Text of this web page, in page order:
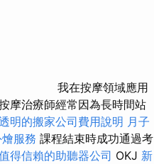
我在按摩領域應用
摩治療師經常因為長時間站
明的搬家公司費用說明 月子
服務 課程結束時成功通過考
得信賴的助聽器公司 OKJ 新